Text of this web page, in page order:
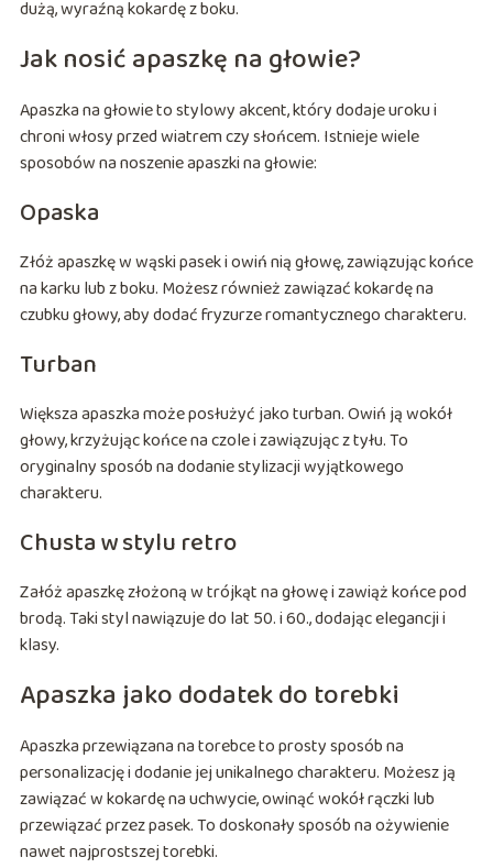
dużą, wyraźną kokardę z boku.
Jak nosić apaszkę na głowie?
Apaszka na głowie to stylowy akcent, który dodaje uroku i
chroni włosy przed wiatrem czy słońcem. Istnieje wiele
sposobów na noszenie apaszki na głowie:
Opaska
Złóż apaszkę w wąski pasek i owiń nią głowę, zawiązując końce
na karku lub z boku. Możesz również zawiązać kokardę na
czubku głowy, aby dodać fryzurze romantycznego charakteru.
Turban
Większa apaszka może posłużyć jako turban. Owiń ją wokół
głowy, krzyżując końce na czole i zawiązując z tyłu. To
oryginalny sposób na dodanie stylizacji wyjątkowego
charakteru.
Chusta w stylu retro
Załóż apaszkę złożoną w trójkąt na głowę i zawiąż końce pod
brodą. Taki styl nawiązuje do lat 50. i 60., dodając elegancji i
klasy.
Apaszka jako dodatek do torebki
Apaszka przewiązana na torebce to prosty sposób na
personalizację i dodanie jej unikalnego charakteru. Możesz ją
zawiązać w kokardę na uchwycie, owinąć wokół rączki lub
przewiązać przez pasek. To doskonały sposób na ożywienie
nawet najprostszej torebki.